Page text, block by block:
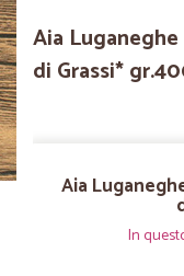
Aia
di Grassi*
Aia
In